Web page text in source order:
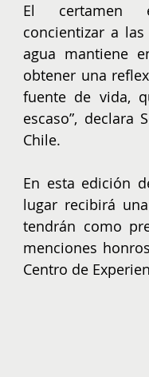
El certamen
concientizar a
agua mantiene
obtener una
fuente de vida,
escaso”, declara
Chile.
En esta edición
lugar recibirá
tendrán como
menciones
Centro de